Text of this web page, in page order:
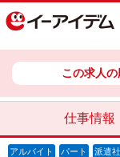
この求人の
仕事情報
アルバイト パート 派遣